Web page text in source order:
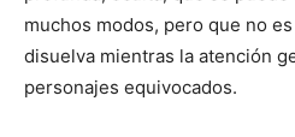
muchos modos, pero que no
disuelva mientras la atención
personajes equivocados.